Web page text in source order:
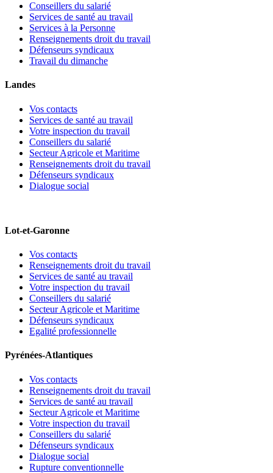
Conseillers du salarié
Services de santé au travail
Services à la Personne
Renseignements droit du travail
Défenseurs syndicaux
Travail du dimanche
Landes
Vos contacts
Services de santé au travail
Votre inspection du travail
Conseillers du salarié
Secteur Agricole et Maritime
Renseignements droit du travail
Défenseurs syndicaux
Dialogue social
Lot-et-Garonne
Vos contacts
Renseignements droit du travail
Services de santé au travail
Votre inspection du travail
Conseillers du salarié
Secteur Agricole et Maritime
Défenseurs syndicaux
Egalité professionnelle
Pyrénées-Atlantiques
Vos contacts
Renseignements droit du travail
Services de santé au travail
Secteur Agricole et Maritime
Votre inspection du travail
Conseillers du salarié
Défenseurs syndicaux
Dialogue social
Rupture conventionnelle